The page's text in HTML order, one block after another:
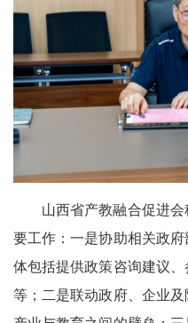
山西省产教融合促进
要工作：一是协助相关政
体包括提供政策咨询建议
等；二是联动政府、企业